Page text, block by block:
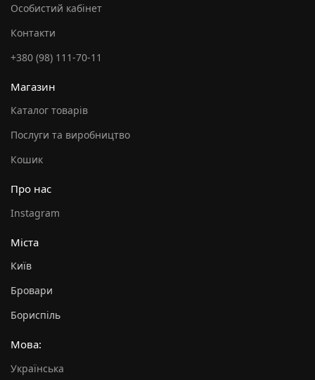
Особистий кабінет
Контакти
+380 (98) 111-70-11
Магазин
Каталог товарів
Послуги та виробництво
Кошик
Про нас
Instagram
Міста
Київ
Бровари
Бориспіль
Мова:
Українська